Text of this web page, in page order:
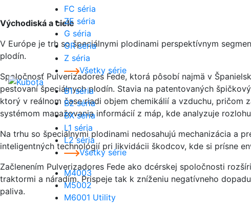
FC séria
ZE séria
G séria
GR séria
Z séria
Všetky série
B1 séria
B2 séria
BX séria
L1 séria
L2 séria
Všetky série
M4003
M5002
M6001 Utility
Východiská a ciele
V Európe je trh so špeciálnymi plodinami perspektívnym
plodín.
Spoločnosť Pulverizadores Fede, ktorá pôsobí najmä v
pestovaní špeciálnych plodín. Stavia na patentovaných
ktorý v reálnom čase riadi objem chemikálií a vzduchu, pričom
systémom manažovania informácií z máp, kde analyzuje
Na trhu so špeciálnymi plodinami nedosahujú mechanizácia a
inteligentných technológií pri likvidácii škodcov, kde si prísne
Začlenením Pulverizadores Fede ako dcérskej spoločnosti
traktormi a náradím. Prispeje tak k zníženiu negatívneho
paliva.